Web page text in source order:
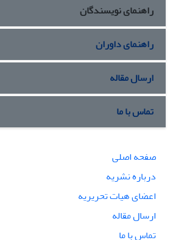
راهنمای نویسندگان
راهنمای داوران
ارسال مقاله
تماس با ما
صفحه اصلی
درباره نشریه
اعضای هیات تحریریه
ارسال مقاله
تماس با ما